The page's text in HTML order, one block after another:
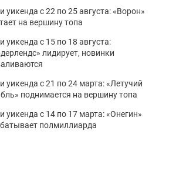
уикенда с 22 по 25 августа: «Ворон»
на вершину топа
уикенда с 15 по 18 августа:
лидирует, новинки
уикенда с 21 по 24 марта: «Летучий
поднимается на вершину топа
уикенда с 14 по 17 марта: «Онегин»
полмиллиарда